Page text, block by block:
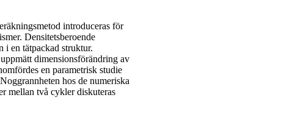
introduceras för
Densitetsberoende
i en tätpackad struktur.
dimensionsförändring av
en parametrisk studie
hos de numeriska
mellan två cykler diskuteras